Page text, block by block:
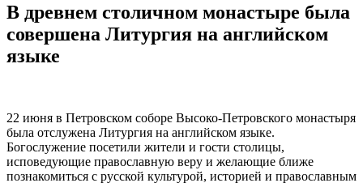
В древнем столичном монастыре была
совершена Литургия на английском
языке
22 июня в Петровском соборе Высоко-Петровского монастыря
была отслужена Литургия на английском языке.
Богослужение посетили жители и гости столицы,
исповедующие православную веру и желающие ближе
познакомиться с русской культурой, историей и православным